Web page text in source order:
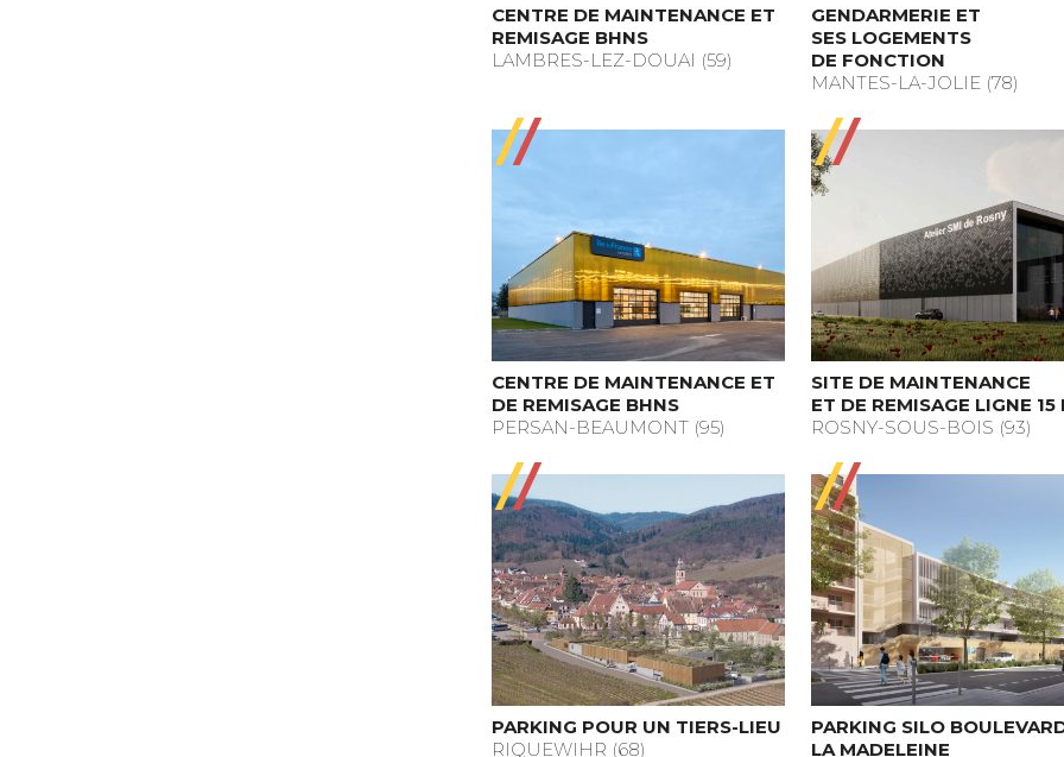
CENTRE DE MAINTENANCE ET
REMISAGE BHNS
LAMBRES-LEZ-DOUAI (59)
GENDARMERIE ET
SES LOGEMENTS
DE FONCTION
MANTES-LA-JOLIE (78)
CENTRE DE MAINTENANCE ET
DE REMISAGE BHNS
PERSAN-BEAUMONT (95)
SITE DE MAINTENANCE
ET DE REMISAGE LIGNE 15
ROSNY-SOUS-BOIS (93)
PARKING POUR UN TIERS-LIEU
RIQUEWIHR (68)
PARKING SILO
LA MADELEINE